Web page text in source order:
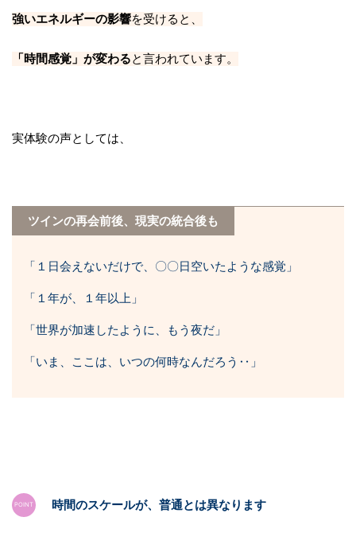
強いエネルギーの影響を受けると、
「時間感覚」が変わると言われています。
実体験の声としては、
ツインの再会前後、現実の統合後も
「１日会えないだけで、〇〇日空いたような感覚」
「１年が、１年以上」
「世界が加速したように、もう夜だ」
「いま、ここは、いつの何時なんだろう‥」
時間のスケールが、普通とは異なります